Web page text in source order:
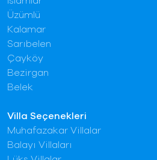
Villa Seçenekleri
Muhafazakar Villalar
Balayı Villaları
Üzümlü
Kalamar
Sarıbelen
Çayköy
Bezirgan
Belek